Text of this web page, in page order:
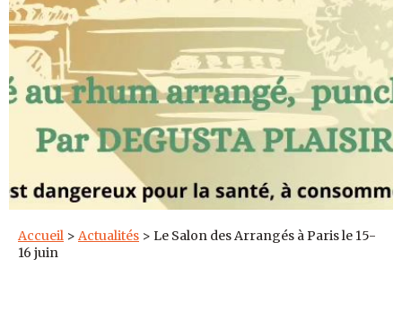
Accueil > Actualités > Le Salon des Arrangés à Paris le 15-
16 juin